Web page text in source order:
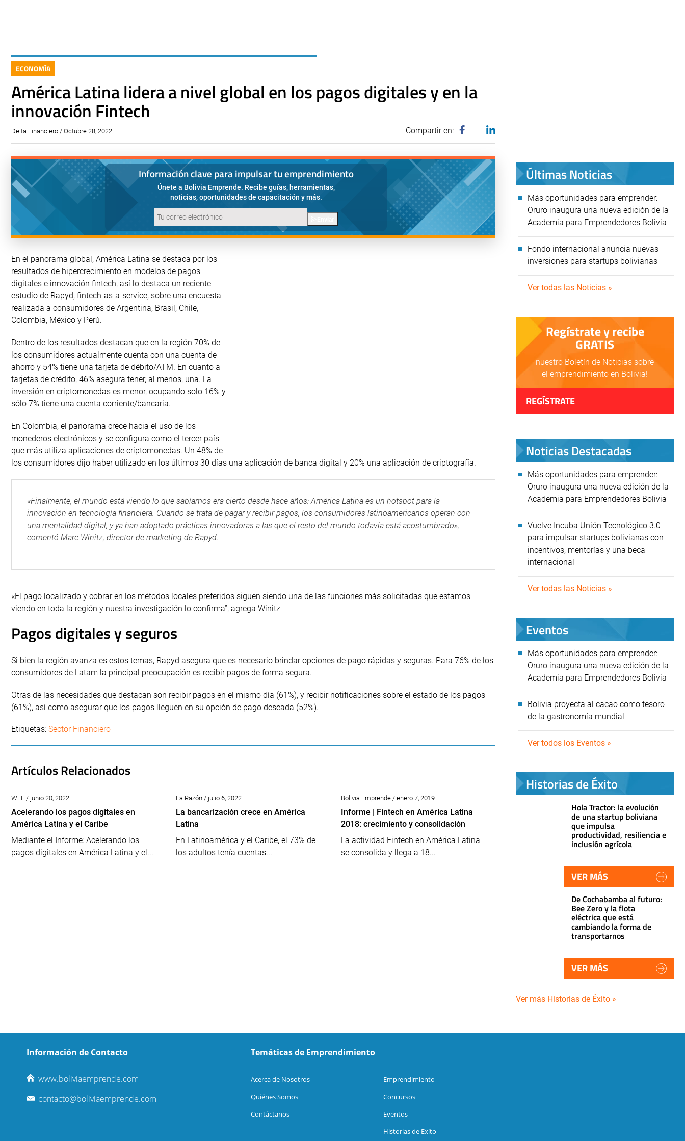
ECONOMÍA
América Latina lidera a nivel global en los pagos digitales y en la
innovación Fintech
Delta Financiero / Octubre 28, 2022 Compartir en:
Información clave para impulsar tu emprendimiento
Únete a Bolivia Emprende. Recibe guías, herramientas,
noticias, oportunidades de capacitación y más.
En el panorama global, América Latina se destaca por los
resultados de hipercrecimiento en modelos de pagos
digitales e innovación fintech, así lo destaca un reciente
estudio de Rapyd, fintech-as-a-service, sobre una encuesta
realizada a consumidores de Argentina, Brasil, Chile,
Colombia, México y Perú.
Dentro de los resultados destacan que en la región 70% de
los consumidores actualmente cuenta con una cuenta de
ahorro y 54% tiene una tarjeta de débito/ATM. En cuanto a
tarjetas de crédito, 46% asegura tener, al menos, una. La
inversión en criptomonedas es menor, ocupando solo 16% y
sólo 7% tiene una cuenta corriente/bancaria.
En Colombia, el panorama crece hacia el uso de los
monederos electrónicos y se configura como el tercer país
que más utiliza aplicaciones de criptomonedas. Un 48% de
los consumidores dijo haber utilizado en los últimos 30 días una aplicación de banca digital y 20% una aplicación de criptografía.
«Finalmente, el mundo está viendo lo que sabíamos era cierto desde hace años: América Latina es un hotspot para la
innovación en tecnología financiera. Cuando se trata de pagar y recibir pagos, los consumidores latinoamericanos operan con
una mentalidad digital, y ya han adoptado prácticas innovadoras a las que el resto del mundo todavía está acostumbrado»,
comentó Marc Winitz, director de marketing de Rapyd.
«El pago localizado y cobrar en los métodos locales preferidos siguen siendo una de las funciones más solicitadas que estamos
viendo en toda la región y nuestra investigación lo confirma”, agrega Winitz
Pagos digitales y seguros
Si bien la región avanza es estos temas, Rapyd asegura que es necesario brindar opciones de pago rápidas y seguras. Para 76% de los
consumidores de Latam la principal preocupación es recibir pagos de forma segura.
Otras de las necesidades que destacan son recibir pagos en el mismo día (61%), y recibir notificaciones sobre el estado de los pagos
(61%), así como asegurar que los pagos lleguen en su opción de pago deseada (52%).
Etiquetas: Sector Financiero
Artículos Relacionados
WEF / junio 20, 2022
Acelerando los pagos digitales en
América Latina y el Caribe
Mediante el Informe: Acelerando los
pagos digitales en América Latina y el...
La Razón / julio 6, 2022
La bancarización crece en América
Latina
En Latinoamérica y el Caribe, el 73% de
los adultos tenía cuentas...
Bolivia Emprende / enero 7, 2019
Informe | Fintech en América Latina
2018: crecimiento y consolidación
La actividad Fintech en América Latina
se consolida y llega a 18...
Últimas Noticias
Más oportunidades para emprender:
Oruro inaugura una nueva edición de la
Academia para Emprendedores Bolivia
Fondo internacional anuncia nuevas
inversiones para startups bolivianas
Ver todas las Noticias »
Regístrate y recibe
GRATIS
nuestro Boletín de Noticias sobre
el emprendimiento en Bolivia!
REGÍSTRATE
Noticias Destacadas
Más oportunidades para emprender:
Oruro inaugura una nueva edición de la
Academia para Emprendedores Bolivia
Vuelve Incuba Unión Tecnológico 3.0
para impulsar startups bolivianas con
incentivos, mentorías y una beca
internacional
Ver todas las Noticias »
Eventos
Más oportunidades para emprender:
Oruro inaugura una nueva edición de la
Academia para Emprendedores Bolivia
Bolivia proyecta al cacao como tesoro
de la gastronomía mundial
Ver todos los Eventos »
Historias de Éxito
Hola Tractor: la evolución
de una startup boliviana
que impulsa
productividad, resiliencia e
inclusión agrícola
VER MÁS
De Cochabamba al futuro:
Bee Zero y la flota
eléctrica que está
cambiando la forma de
transportarnos
VER MÁS
Ver más Historias de Éxito »
Información de Contacto
www.boliviaemprende.com
contacto@boliviaemprende.com
Temáticas de Emprendimiento
Acerca de Nosotros
Quiénes Somos
Contáctanos
Emprendimiento
Concursos
Eventos
Historias de Exíto